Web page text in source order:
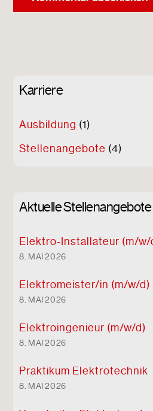
Karriere
Ausbildung (1)
Stellenangebote (4)
Aktuelle Stellenangebote
Elektro-Installateur (m/w/
8. MAI 2026
Elektromeister/in (m/w/d)
8. MAI 2026
Elektroingenieur (m/w/d)
8. MAI 2026
Praktikum Elektrotechnik
8. MAI 2026